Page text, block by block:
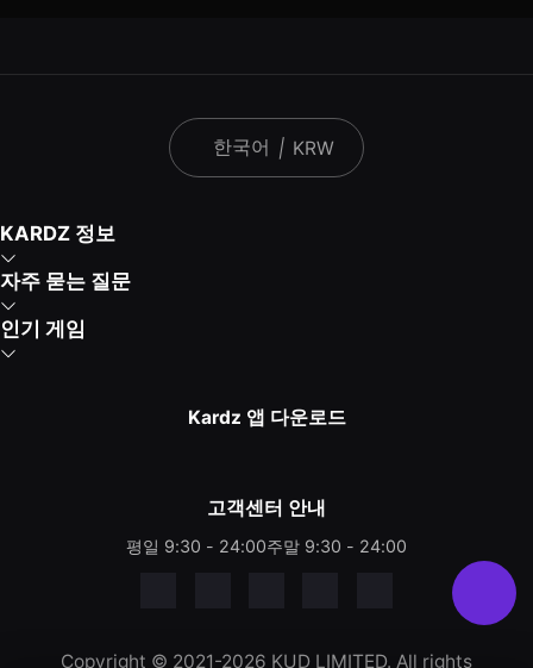
한국어 | KRW
KARDZ 정보
자주 묻는 질문
인기 게임
Kardz 앱 다운로드
고객센터 안내
평일 9:30 - 24:00주말 9:30 - 24:00
Copyright © 2021-2026 KUD LIMITED. All rights